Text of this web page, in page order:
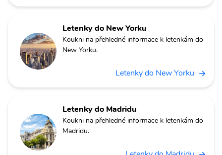
Letenky do New Yorku
Koukni na přehledné informace k letenkám do
New Yorku.
Letenky do New Yorku
Letenky do Madridu
Koukni na přehledné informace k letenkám do
Madridu.